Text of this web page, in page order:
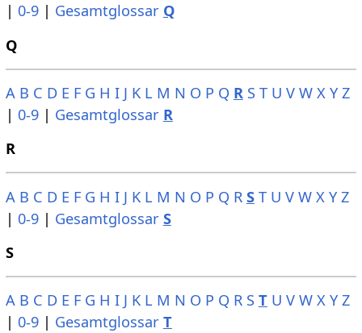
| 0-9| Gesamtglossar Q
Q
A B C D E F G H I J K L M N O P Q R S T U V W X Y Z
| 0-9| Gesamtglossar R
R
A B C D E F G H I J K L M N O P Q R S T U V W X Y Z
| 0-9| Gesamtglossar S
S
A B C D E F G H I J K L M N O P Q R S T U V W X Y Z
| 0-9| Gesamtglossar T